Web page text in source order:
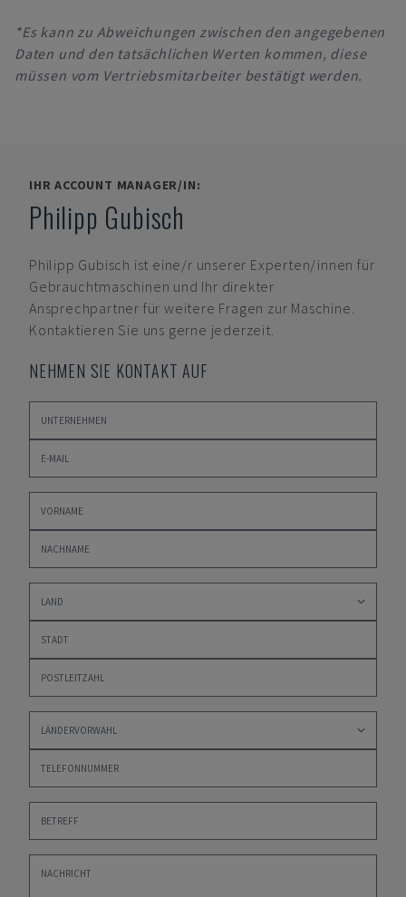
*Es kann zu Abweichungen zwischen den angegebenen
Daten und den tatsächlichen Werten kommen, diese
müssen vom Vertriebsmitarbeiter bestätigt werden.
IHR ACCOUNT MANAGER/IN:
Philipp Gubisch
Philipp Gubisch ist eine/r unserer Experten/innen für
Gebrauchtmaschinen und Ihr direkter
Ansprechpartner für weitere Fragen zur Maschine.
Kontaktieren Sie uns gerne jederzeit.
NEHMEN SIE KONTAKT AUF